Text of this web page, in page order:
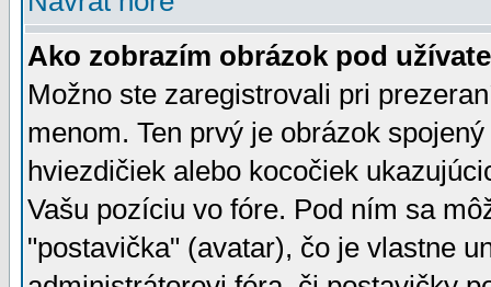
Ako zobrazím obrázok pod
Možno ste zaregistrovali pri
menom. Ten prvý je obrázok
hviezdičiek alebo kocočiek
Vašu pozíciu vo fóre. Pod ním sa
"postavička" (avatar), čo je vlastne